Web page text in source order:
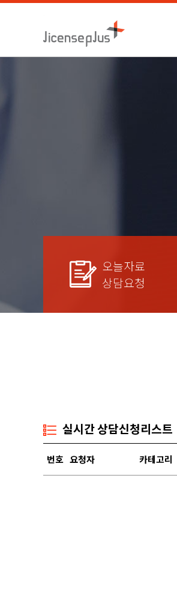
오늘자료
상담요청